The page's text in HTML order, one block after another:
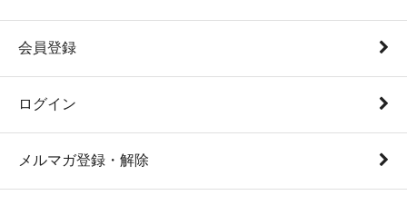
会員登録
ログイン
メルマガ登録・解除